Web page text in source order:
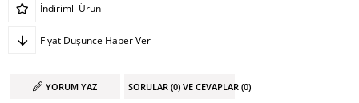
İndirimli Ürün
Fiyat Düşünce Haber Ver
YORUM YAZ SORULAR (0) VE CEVAPLAR (0)